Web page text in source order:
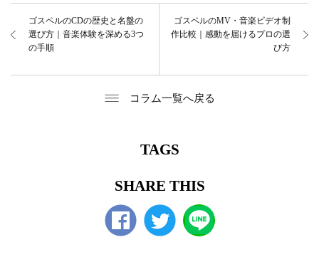
ゴスペルのCDの歴史と名盤の
選び方｜音楽体験を深める3つ
の手順
ゴスペルのMV・音楽ビデオ制
作比較｜感動を届けるプロの選
び方
コラム一覧へ戻る
TAGS
SHARE THIS